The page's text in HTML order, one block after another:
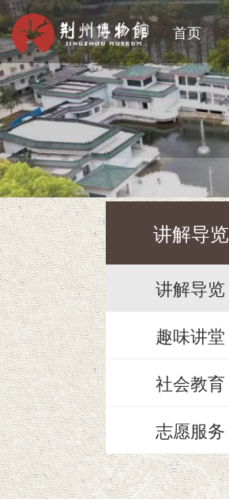
首页
荆州博物馆暑期开放时间延长公告
讲解导览
讲解导览
趣味讲堂
社会教育
志愿服务